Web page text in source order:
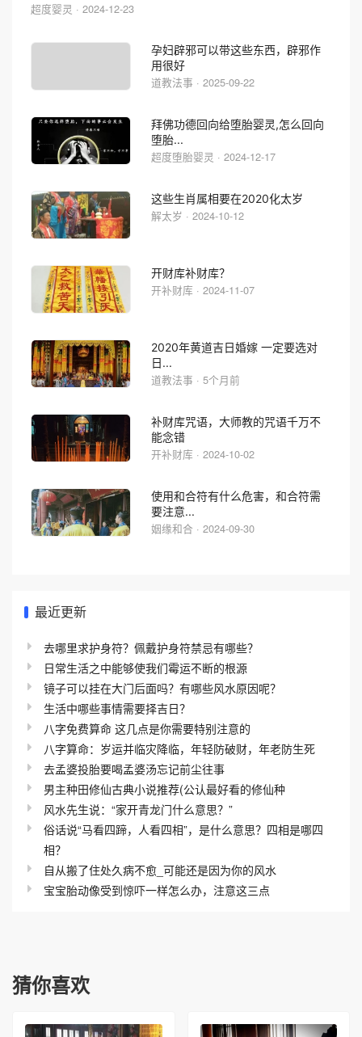
超度婴灵 · 2024-12-23
孕妇辟邪可以带这些东西，辟邪作
用很好
道教法事 · 2025-09-22
拜佛功德回向给堕胎婴灵,怎么回向
堕胎...
超度堕胎婴灵 · 2024-12-17
这些生肖属相要在2020化太岁
解太岁 · 2024-10-12
开财库补财库？
开补财库 · 2024-11-07
2020年黄道吉日婚嫁 一定要选对
日...
道教法事 · 5个月前
补财库咒语，大师教的咒语千万不
能念错
开补财库 · 2024-10-02
使用和合符有什么危害，和合符需
要注意...
姻缘和合 · 2024-09-30
最近更新
去哪里求护身符？佩戴护身符禁忌有哪些？
日常生活之中能够使我们霉运不断的根源
镜子可以挂在大门后面吗？有哪些风水原因呢？
生活中哪些事情需要择吉日？
八字免费算命 这几点是你需要特别注意的
八字算命：岁运并临灾降临，年轻防破财，年老防生死
去孟婆投胎要喝孟婆汤忘记前尘往事
男主种田修仙古典小说推荐(公认最好看的修仙种
风水先生说：“家开青龙门什么意思？”
俗话说“马看四蹄，人看四相”，是什么意思？四相是哪四
相？
自从搬了住处久病不愈_可能还是因为你的风水
宝宝胎动像受到惊吓一样怎么办，注意这三点
猜你喜欢